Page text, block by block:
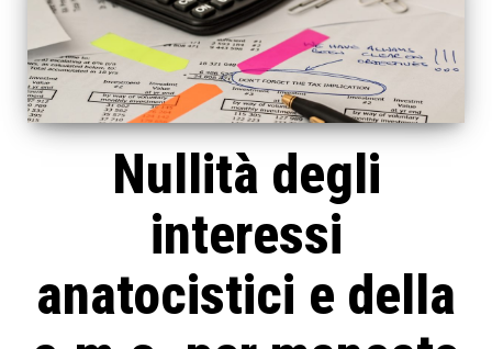
Nullità degli
interessi
anatocistici e della